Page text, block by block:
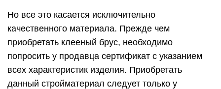
Но все это касается исключительно
качественного материала. Прежде чем
приобретать клееный брус, необходимо
попросить у продавца сертификат с указанием
всех характеристик изделия. Приобретать
данный стройматериал следует только у